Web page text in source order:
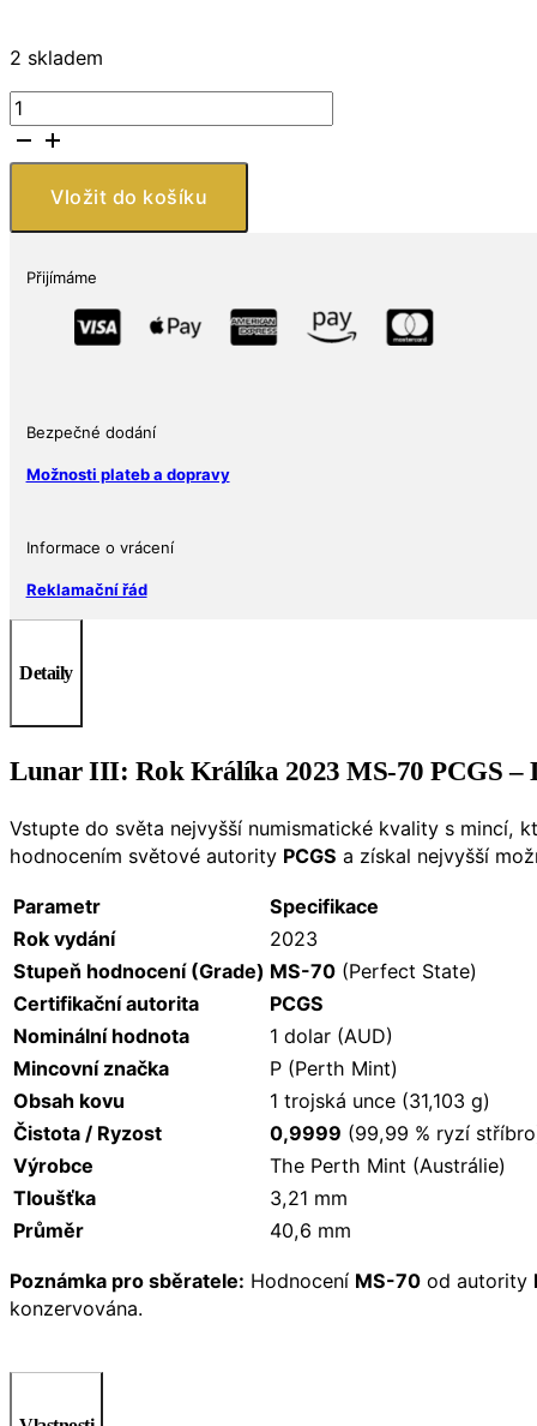
2 skladem
Perth
Mint
Lunar
Rabbit
PCGS
AUS
oz
Vložit do košíku
Přijímáme
Bezpečné dodání
Možnosti plateb a dopravy
Informace o vrácení
Reklamační řád
Detaily
Lunar III: Rok Králíka 2023 MS-70 PCGS –
Vstupte do světa nejvyšší numismatické kvality s mincí,
hodnocením světové autority PCGS a získal nejvyšší
Parametr
Specifikace
Rok vydání
2023
Stupeň hodnocení (Grade) MS-70 (Perfect State)
Certifikační autorita
PCGS
Nominální hodnota
1 dolar (AUD)
Mincovní značka
P (Perth Mint)
Obsah kovu
1 trojská unce (31,103 g)
Čistota / Ryzost
0,9999 (99,99 % ryzí
Výrobce
The Perth Mint (Austrálie)
Tloušťka
3,21 mm
Průměr
40,6 mm
Poznámka pro sběratele: Hodnocení MS-70 od autority
konzervována.